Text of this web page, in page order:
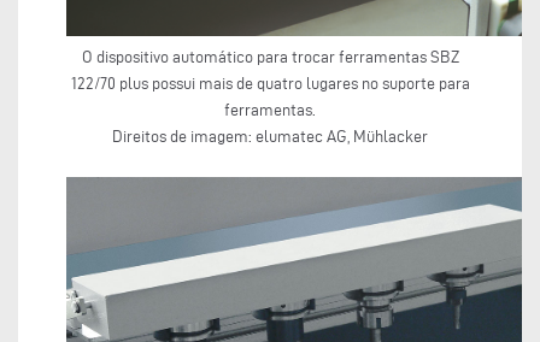
O dispositivo automático para trocar ferramentas SBZ
122/70 plus possui mais de quatro lugares no suporte para
ferramentas.
Direitos de imagem: elumatec AG, Mühlacker